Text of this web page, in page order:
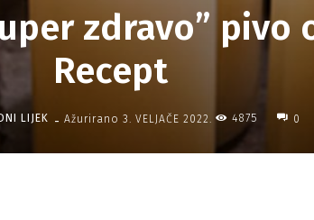
zdravo” pivo
Recept
LIJEK - Ažurirano 3. VELJAČE 2022. 4875 0